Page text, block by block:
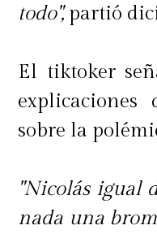
todo",partió
El tiktoker
sobre la
"Nicolás igual
nada una